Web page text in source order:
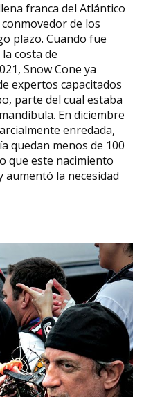
franca del Atlántico
de los
plazo. Cuando fue
costa de
Snow Cone ya
expertos capacitados
parte del cual estaba
En diciembre
enredada,
quedan menos de 100
que este nacimiento
aumentó la necesidad